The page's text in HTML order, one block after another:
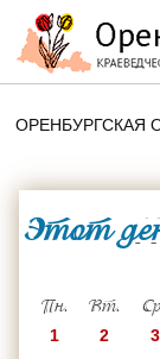
ОРЕНБУРГСКАЯ
Этот
Пн. Вт.
1 2 3